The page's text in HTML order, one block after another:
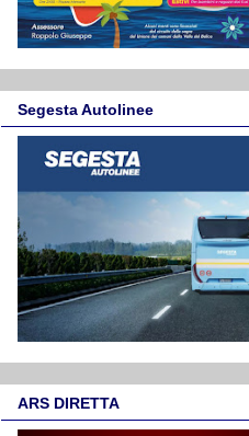
Segesta Autolinee
ARS DIRETTA